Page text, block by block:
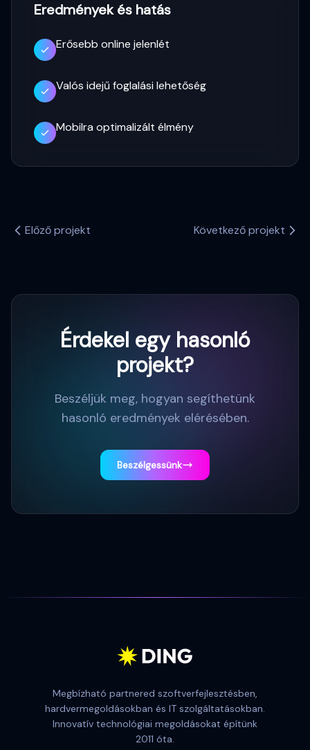
Eredmények és hatás
Erősebb online jelenlét
Valós idejű foglalási lehetőség
Mobilra optimalizált élmény
Előző projekt Következő projekt
Érdekel egy hasonló
projekt?
Beszéljük meg, hogyan segíthetünk
hasonló eredmények elérésében.
Beszélgessünk
Megbízható partnered szoftverfejlesztésben,
hardvermegoldásokban és IT szolgáltatásokban.
Innovatív technológiai megoldásokat építünk
2011 óta.